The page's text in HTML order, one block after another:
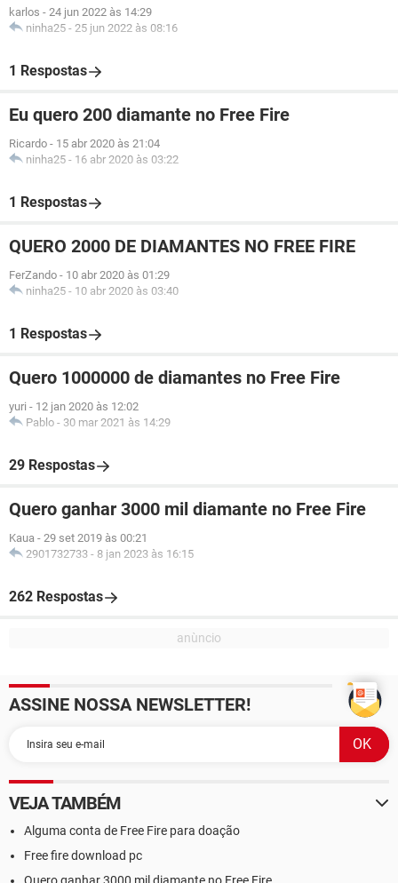
karlos - 24 jun 2022 às 14:29
ninha25 - 25 jun 2022 às 08:16
1 Respostas
Eu quero 200 diamante no Free Fire
Ricardo - 15 abr 2020 às 21:04
ninha25 - 16 abr 2020 às 03:22
1 Respostas
QUERO 2000 DE DIAMANTES NO FREE FIRE
FerZando - 10 abr 2020 às 01:29
ninha25 - 10 abr 2020 às 03:40
1 Respostas
Quero 1000000 de diamantes no Free Fire
yuri - 12 jan 2020 às 12:02
Pablo - 30 mar 2021 às 14:29
29 Respostas
Quero ganhar 3000 mil diamante no Free Fire
Kaua - 29 set 2019 às 00:21
2901732733 - 8 jan 2023 às 16:15
262 Respostas
ASSINE NOSSA NEWSLETTER!
VEJA TAMBÉM
Alguma conta de Free Fire para doação
Free fire download pc